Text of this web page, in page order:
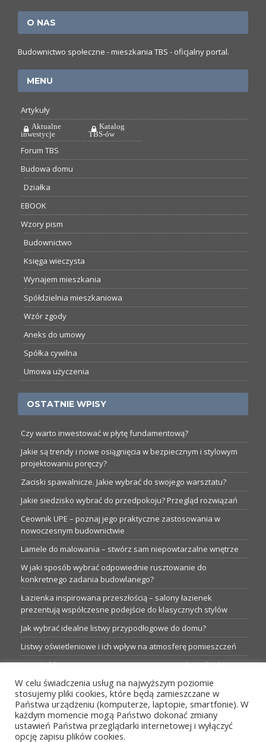
O NAS
Budownictwo społeczne - mieszkania TBS - oficjalny portal.
MENU
Artykuły
Aktualne
inwestycje
Katalog
TBS-ów
Forum TBS
Budowa domu
Działka
EBOOK
Wzory pism
Budownictwo
Księga wieczysta
Wynajem mieszkania
Spółdzielnia mieszkaniowa
Wzór zgody
Aneks do umowy
Spółka cywilna
Umowa użyczenia
OSTATNIE WPISY
Czy warto inwestować w płytę fundamentową?
Jakie są trendy i nowe osiągnięcia w bezpiecznym i stylowym
projektowaniu poręczy?
Zaciski spawalnicze. Jakie wybrać do swojego warsztatu?
Jakie siedzisko wybrać do przedpokoju? Przegląd rozwiązań
Ceownik UPE – poznaj jego praktyczne zastosowania w
nowoczesnym budownictwie
Lamele do malowania – stwórz sam niepowtarzalne wnętrze
W jaki sposób wybrać odpowiednie rusztowanie do
konkretnego zadania budowlanego?
Łazienka inspirowana przeszłością – salony łazienek
prezentują współczesne podejście do klasycznych stylów
Jak wybrać idealne listwy przypodłogowe do domu?
Listwy oświetleniowe i ich wpływ na atmosferę pomieszczeń
Garaże blaszane: Nieocenione magazyny podczas budowy
Profesjonalne hurtownie dla każdego budowlańca i instalatora
Proste metamorfozy aranżacji w łazience: 5 praktycznych
pomysłów
W celu świadczenia usług na najwyższym poziomie
stosujemy pliki cookies, które będą zamieszczane w
Państwa urządzeniu (komputerze, laptopie, smartfonie). W
każdym momencie mogą Państwo dokonać zmiany
ustawień Państwa przeglądarki internetowej i wyłączyć
opcję zapisu plików cookies.